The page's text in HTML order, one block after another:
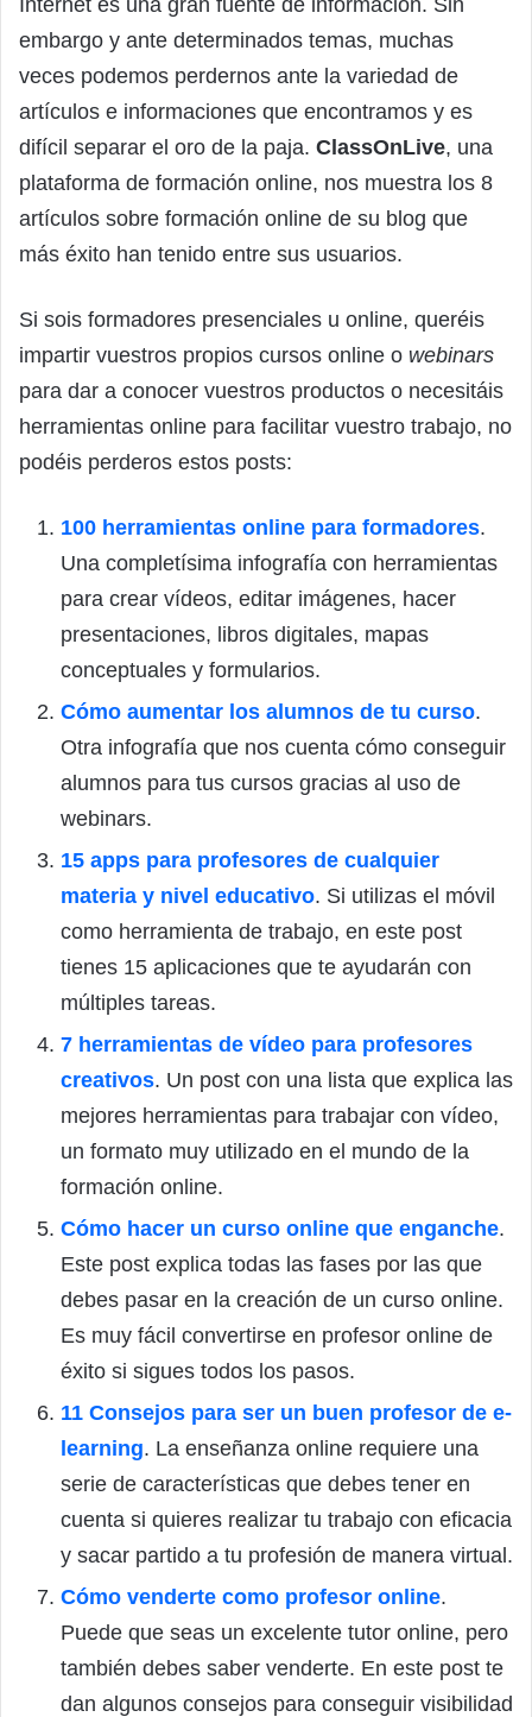
embargo y ante determinados temas, muchas
veces podemos perdernos ante la variedad de
artículos e informaciones que encontramos y es
difícil separar el oro de la paja. ClassOnLive, una
plataforma de formación online, nos muestra los 8
artículos sobre formación online de su blog que
más éxito han tenido entre sus usuarios.
Si sois formadores presenciales u online, queréis
impartir vuestros propios cursos online o webinars
para dar a conocer vuestros productos o necesitáis
herramientas online para facilitar vuestro trabajo, no
podéis perderos estos posts:
100 herramientas online para formadores.
Una completísima infografía con herramientas
para crear vídeos, editar imágenes, hacer
presentaciones, libros digitales, mapas
conceptuales y formularios.
Cómo aumentar los alumnos de tu curso.
Otra infografía que nos cuenta cómo conseguir
alumnos para tus cursos gracias al uso de
webinars.
15 apps para profesores de cualquier
materia y nivel educativo. Si utilizas el móvil
como herramienta de trabajo, en este post
tienes 15 aplicaciones que te ayudarán con
múltiples tareas.
7 herramientas de vídeo para profesores
creativos. Un post con una lista que explica las
mejores herramientas para trabajar con vídeo,
un formato muy utilizado en el mundo de la
formación online.
Cómo hacer un curso online que enganche.
Este post explica todas las fases por las que
debes pasar en la creación de un curso online.
Es muy fácil convertirse en profesor online de
éxito si sigues todos los pasos.
11 Consejos para ser un buen profesor de e-
learning. La enseñanza online requiere una
serie de características que debes tener en
cuenta si quieres realizar tu trabajo con eficacia
y sacar partido a tu profesión de manera virtual.
Cómo venderte como profesor online.
Puede que seas un excelente tutor online, pero
también debes saber venderte. En este post te
dan algunos consejos para conseguir visibilidad